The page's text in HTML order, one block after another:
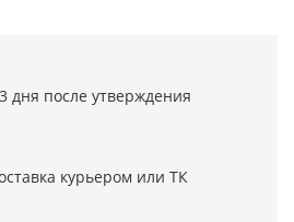
дня после утверждения
курьером или ТК